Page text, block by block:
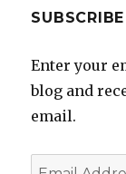
Enter your
blog and
email.
Email